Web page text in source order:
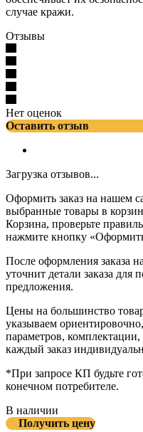
случае кражи.
Отзывы
Нет оценок
Оставить отзыв
Загрузка отзывов...
Оформить заказ на нашем
выбранные товары в
Корзина, проверьте
нажмите кнопку
После оформления заказа
уточнит детали заказа для
предложения.
Цены на большинство
указываем
параметров,
каждый заказ
*При запросе КП будьте
конечном потребителе.
В наличии
Получить цену